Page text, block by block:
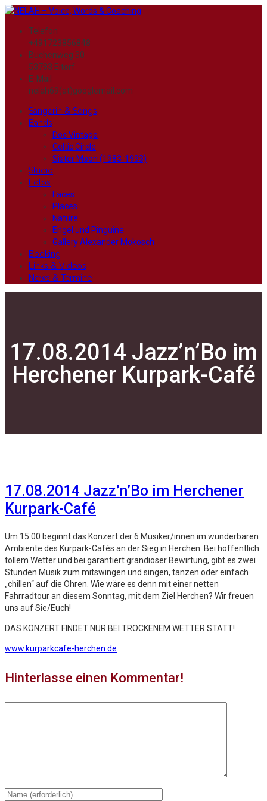
Telefon
+491723856848
Buchenweg 30
53783 Eitorf
E-Mail
nelah69(at)googlemail.com
Sängerin & Songs
Bands
Doc Vintage
Celtic Circle
Sister Moon (1983-1993)
Studio
Fotos
Faces
Places
Nature
Engel und Pinguine
Gallery Alexander Mokosch
Booking
Links & Videos
News & Termine
17.08.2014 Jazz’n’Bo im
Herchener Kurpark-Café
17.08.2014 Jazz’n’Bo im Herchener
Kurpark-Café
Um 15:00 beginnt das Konzert der 6 Musiker/innen im wunderbaren
Ambiente des Kurpark-Cafés an der Sieg in Herchen. Bei hoffentlich
tollem Wetter und bei garantiert grandioser Bewirtung, gibt es zwei
Stunden Musik zum mitswingen und singen, tanzen oder einfach
„chillen“ auf die Ohren. Wie wäre es denn mit einer netten
Fahrradtour an diesem Sonntag, mit dem Ziel Herchen? Wir freuen
uns auf Sie/Euch!
DAS KONZERT FINDET NUR BEI TROCKENEM WETTER STATT!
www.kurparkcafe-herchen.de
Hinterlasse einen Kommentar!